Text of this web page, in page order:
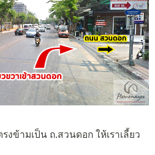
งข้ามเป็น ถ.สวนดอก ให้เราเลี้ยว